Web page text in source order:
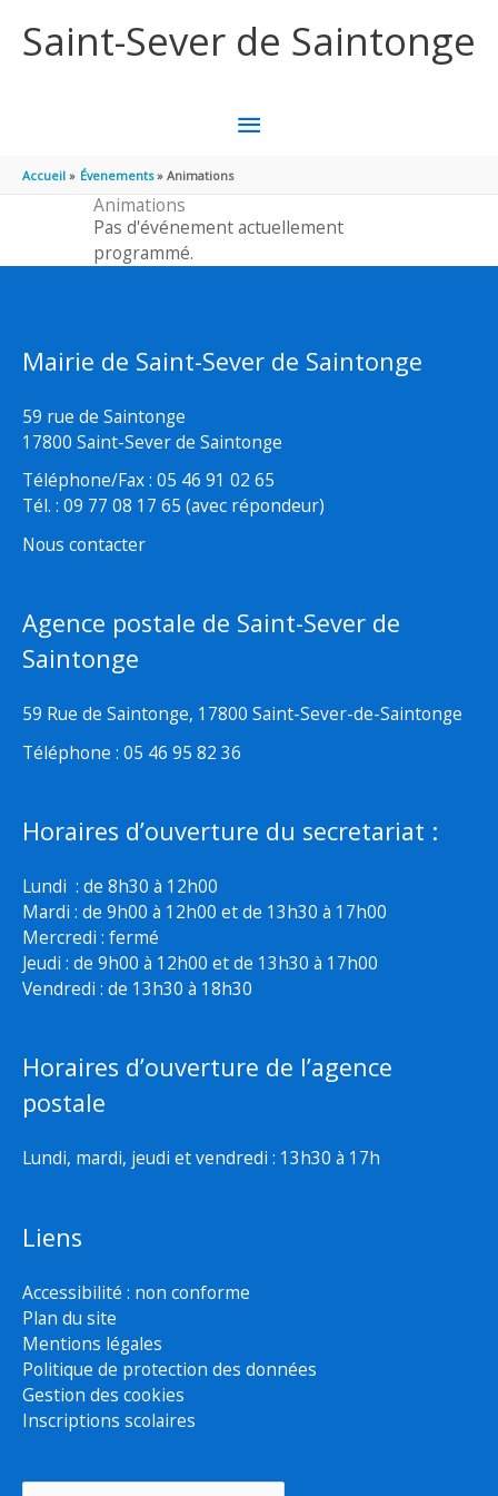
Saint-Sever de Saintonge
MENU
PRINCIPAL
Accueil Évenements Animations
Animations
Pas d'événement actuellement
programmé.
Mairie de Saint-Sever de Saintonge
59 rue de Saintonge
17800 Saint-Sever de Saintonge
Téléphone/Fax : 05 46 91 02 65
Tél. : 09 77 08 17 65 (avec répondeur)
Nous contacter
Agence postale de Saint-Sever de
Saintonge
59 Rue de Saintonge, 17800 Saint-Sever-de-Saintonge
Téléphone : 05 46 95 82 36
Horaires d’ouverture du secretariat :
Lundi : de 8h30 à 12h00
Mardi : de 9h00 à 12h00 et de 13h30 à 17h00
Mercredi : fermé
Jeudi : de 9h00 à 12h00 et de 13h30 à 17h00
Vendredi : de 13h30 à 18h30
Horaires d’ouverture de l’agence
postale
Lundi, mardi, jeudi et vendredi : 13h30 à 17h
Liens
Accessibilité : non conforme
Plan du site
Mentions légales
Politique de protection des données
Gestion des cookies
Inscriptions scolaires